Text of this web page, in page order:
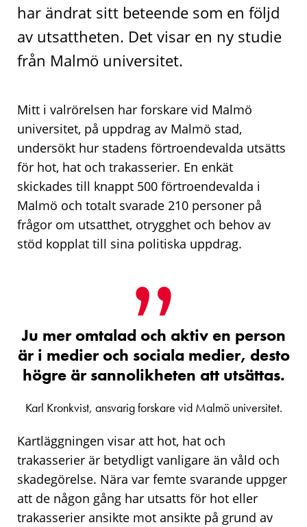
har ändrat sitt beteende som en följd
av utsattheten. Det visar en ny studie
från Malmö universitet.
Mitt i valrörelsen har forskare vid Malmö
universitet, på uppdrag av Malmö stad,
undersökt hur stadens förtroendevalda utsätts
för hot, hat och trakasserier. En enkät
skickades till knappt 500 förtroendevalda i
Malmö och totalt svarade 210 personer på
frågor om utsatthet, otrygghet och behov av
stöd kopplat till sina politiska uppdrag.
Ju mer omtalad och aktiv en person
är i medier och sociala medier, desto
högre är sannolikheten att utsättas.
Karl Kronkvist, ansvarig forskare vid Malmö universitet.
Kartläggningen visar att hot, hat och
trakasserier är betydligt vanligare än våld och
skadegörelse. Nära var femte svarande uppger
att de någon gång har utsatts för hot eller
trakasserier ansikte mot ansikte på grund av